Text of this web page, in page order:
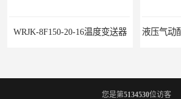
温度变送器 液压气动配套用P51-16BarS G -A-MD-20MA 压力变送器
您是第5134530位访客